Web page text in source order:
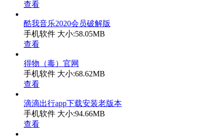
查看
酷我音乐2020会员破解版
手机软件 大小:58.05MB
查看
得物（毒）官网
手机软件 大小:68.62MB
查看
滴滴出行app下载安装老版本
手机软件 大小:94.66MB
查看